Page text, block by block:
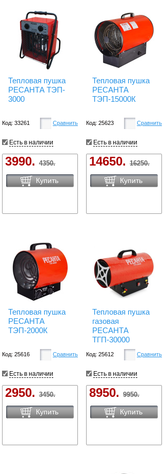
Тепловая пушка
РЕСАНТА ТЭП-
3000
Код: 33261 Сравнить
Есть в наличии
3990. 4350.
Купить
Тепловая пушка
РЕСАНТА
ТЭП-15000К
Код: 25623 Сравнить
Есть в наличии
14650. 16250.
Купить
Тепловая пушка
РЕСАНТА
ТЭП-2000К
Код: 25616 Сравнить
Есть в наличии
2950. 3450.
Купить
Тепловая пушка
газовая
РЕСАНТА
ТГП-30000
Код: 25612 Сравнить
Есть в наличии
8950. 9950.
Купить